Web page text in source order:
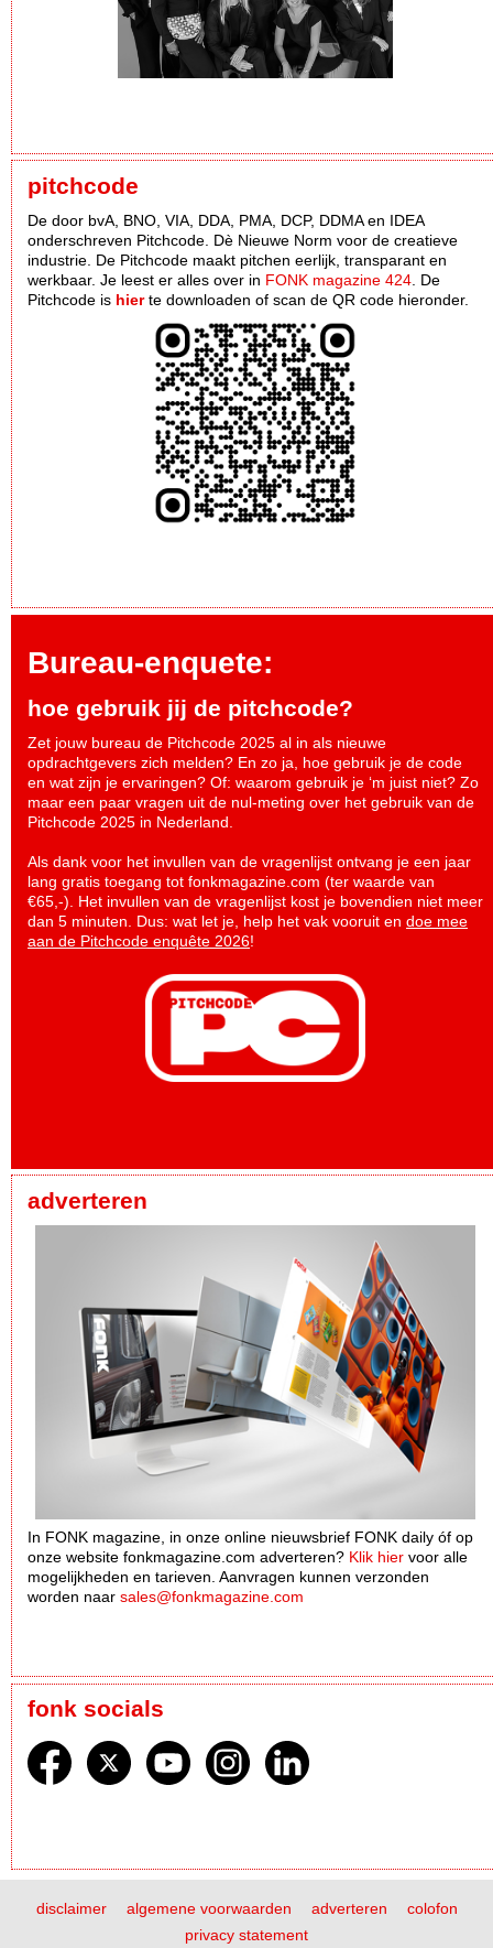
pitchcode
De door bvA, BNO, VIA, DDA, PMA, DCP, DDMA en IDEA
onderschreven Pitchcode. Dè Nieuwe Norm voor de creatieve
industrie. De Pitchcode maakt pitchen eerlijk, transparant en
werkbaar. Je leest er alles over in FONK magazine 424 . De
Pitchcode is hierte downloaden of scan de QR code hieronder.
Bureau-enquete:
hoe gebruik jij de pitchcode?
Zet jouw bureau de Pitchcode 2025 al in als nieuwe
opdrachtgevers zich melden? En zo ja, hoe gebruik je de code
en wat zijn je ervaringen? Of: waarom gebruik je ‘m juist niet? Zo
maar een paar vragen uit de nul-meting over het gebruik van de
Pitchcode 2025 in Nederland.
Als dank voor het invullen van de vragenlijst ontvang je een jaar
lang gratis toegang tot fonkmagazine.com (ter waarde van
€65,-). Het invullen van de vragenlijst kost je bovendien niet meer
dan 5 minuten. Dus: wat let je, help het vak vooruit en doe mee
aan de Pitchcode enquête 2026!
adverteren
In FONK magazine, in onze online nieuwsbrief FONK daily óf op
onze website fonkmagazine.com adverteren? Klik hier voor alle
mogelijkheden en tarieven. Aanvragen kunnen verzonden
worden naar sales@fonkmagazine.com
fonk socials
disclaimer algemene voorwaarden adverteren
colofon
privacy statement